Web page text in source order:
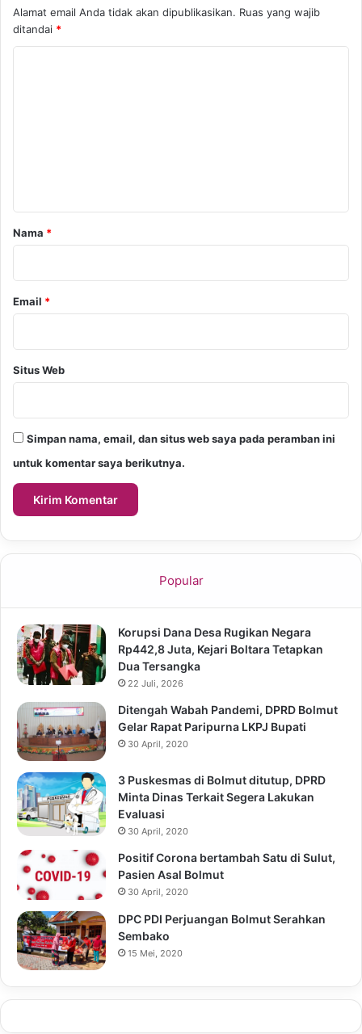
Alamat email Anda tidak akan dipublikasikan. Ruas yang wajib
ditandai *
rNama *
Email *
Situs Web
Simpan nama, email, dan situs web saya pada peramban ini
untuk komentar saya berikutnya.
Popular
Korupsi Dana Desa Rugikan Negara
Rp442,8 Juta, Kejari Boltara Tetapkan
Dua Tersangka
22 Juli, 2026
Ditengah Wabah Pandemi, DPRD Bolmut
Gelar Rapat Paripurna LKPJ Bupati
30 April, 2020
3 Puskesmas di Bolmut ditutup, DPRD
Minta Dinas Terkait Segera Lakukan
Evaluasi
30 April, 2020
Positif Corona bertambah Satu di Sulut,
Pasien Asal Bolmut
30 April, 2020
DPC PDI Perjuangan Bolmut Serahkan
Sembako
15 Mei, 2020